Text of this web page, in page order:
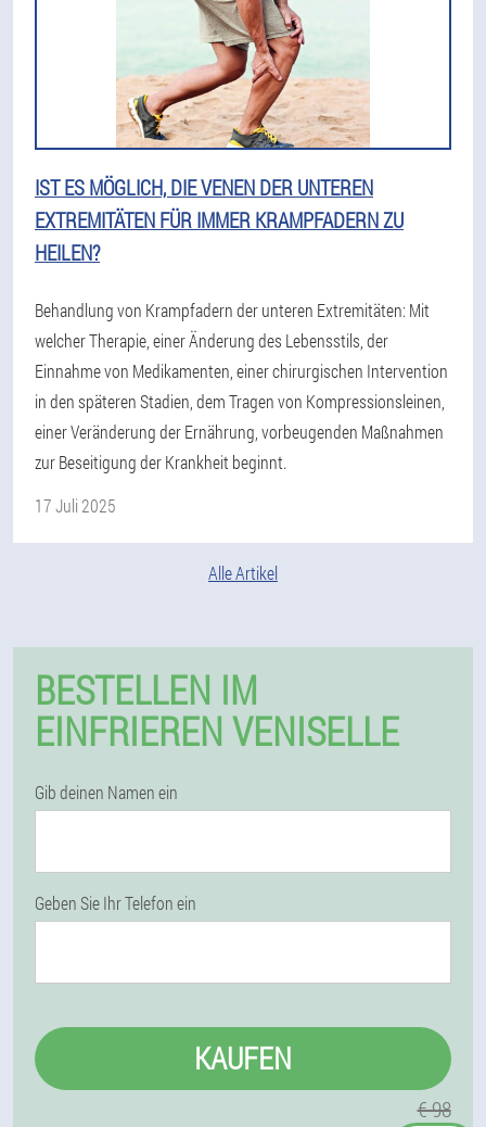
IST ES MÖGLICH, DIE VENEN DER UNTEREN
EXTREMITÄTEN FÜR IMMER KRAMPFADERN ZU
HEILEN?
Behandlung von Krampfadern der unteren Extremitäten: Mit
welcher Therapie, einer Änderung des Lebensstils, der
Einnahme von Medikamenten, einer chirurgischen Intervention
in den späteren Stadien, dem Tragen von Kompressionsleinen,
einer Veränderung der Ernährung, vorbeugenden Maßnahmen
zur Beseitigung der Krankheit beginnt.
17 Juli 2025
Alle Artikel
BESTELLEN IM
EINFRIEREN VENISELLE
Gib deinen Namen ein
Geben Sie Ihr Telefon ein
KAUFEN
€ 98